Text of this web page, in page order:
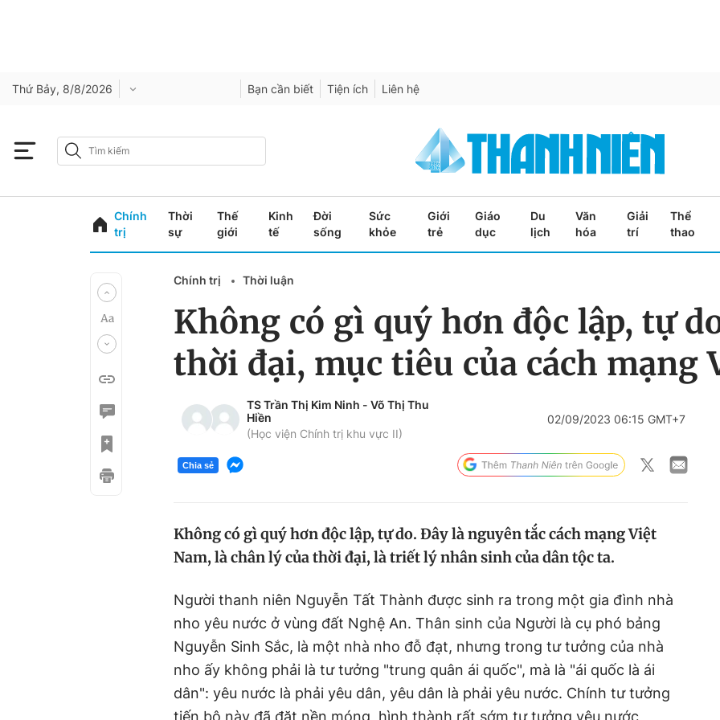
Thứ Bảy, 8/8/2026 Bạn cần biết Tiện ích Liên hệ
Chính
trị
Thời
sự
Thế
giới
Kinh
tế
Đời
sống
Sức
khỏe
Giới
trẻ
Giáo
dục
Du
lịch
Văn
hóa
Giải
trí
Thể
thao
Chính trị Thời luận
Không có gì quý hơn độc lập, tự
thời đại, mục tiêu của cách mạng
TS Trần Thị Kim Ninh - Võ Thị Thu
Hiền
(Học viện Chính trị khu vực II)
02/09/2023 06:15 GMT+7
Chia sẻ
Không có gì quý hơn độc lập, tự do. Đây là nguyên tắc cách mạng Việt
Nam, là chân lý của thời đại, là triết lý nhân sinh của dân tộc ta.
Người thanh niên Nguyễn Tất Thành được sinh ra trong một gia đình nhà
nho yêu nước ở vùng đất Nghệ An. Thân sinh của Người là cụ phó bảng
Nguyễn Sinh Sắc, là một nhà nho đỗ đạt, nhưng trong tư tưởng của nhà
nho ấy không phải là tư tưởng "trung quân ái quốc", mà là "ái quốc là ái
dân": yêu nước là phải yêu dân, yêu dân là phải yêu nước. Chính tư tưởng
tiến bộ này đã đặt nền móng, hình thành rất sớm tư tưởng yêu nước,